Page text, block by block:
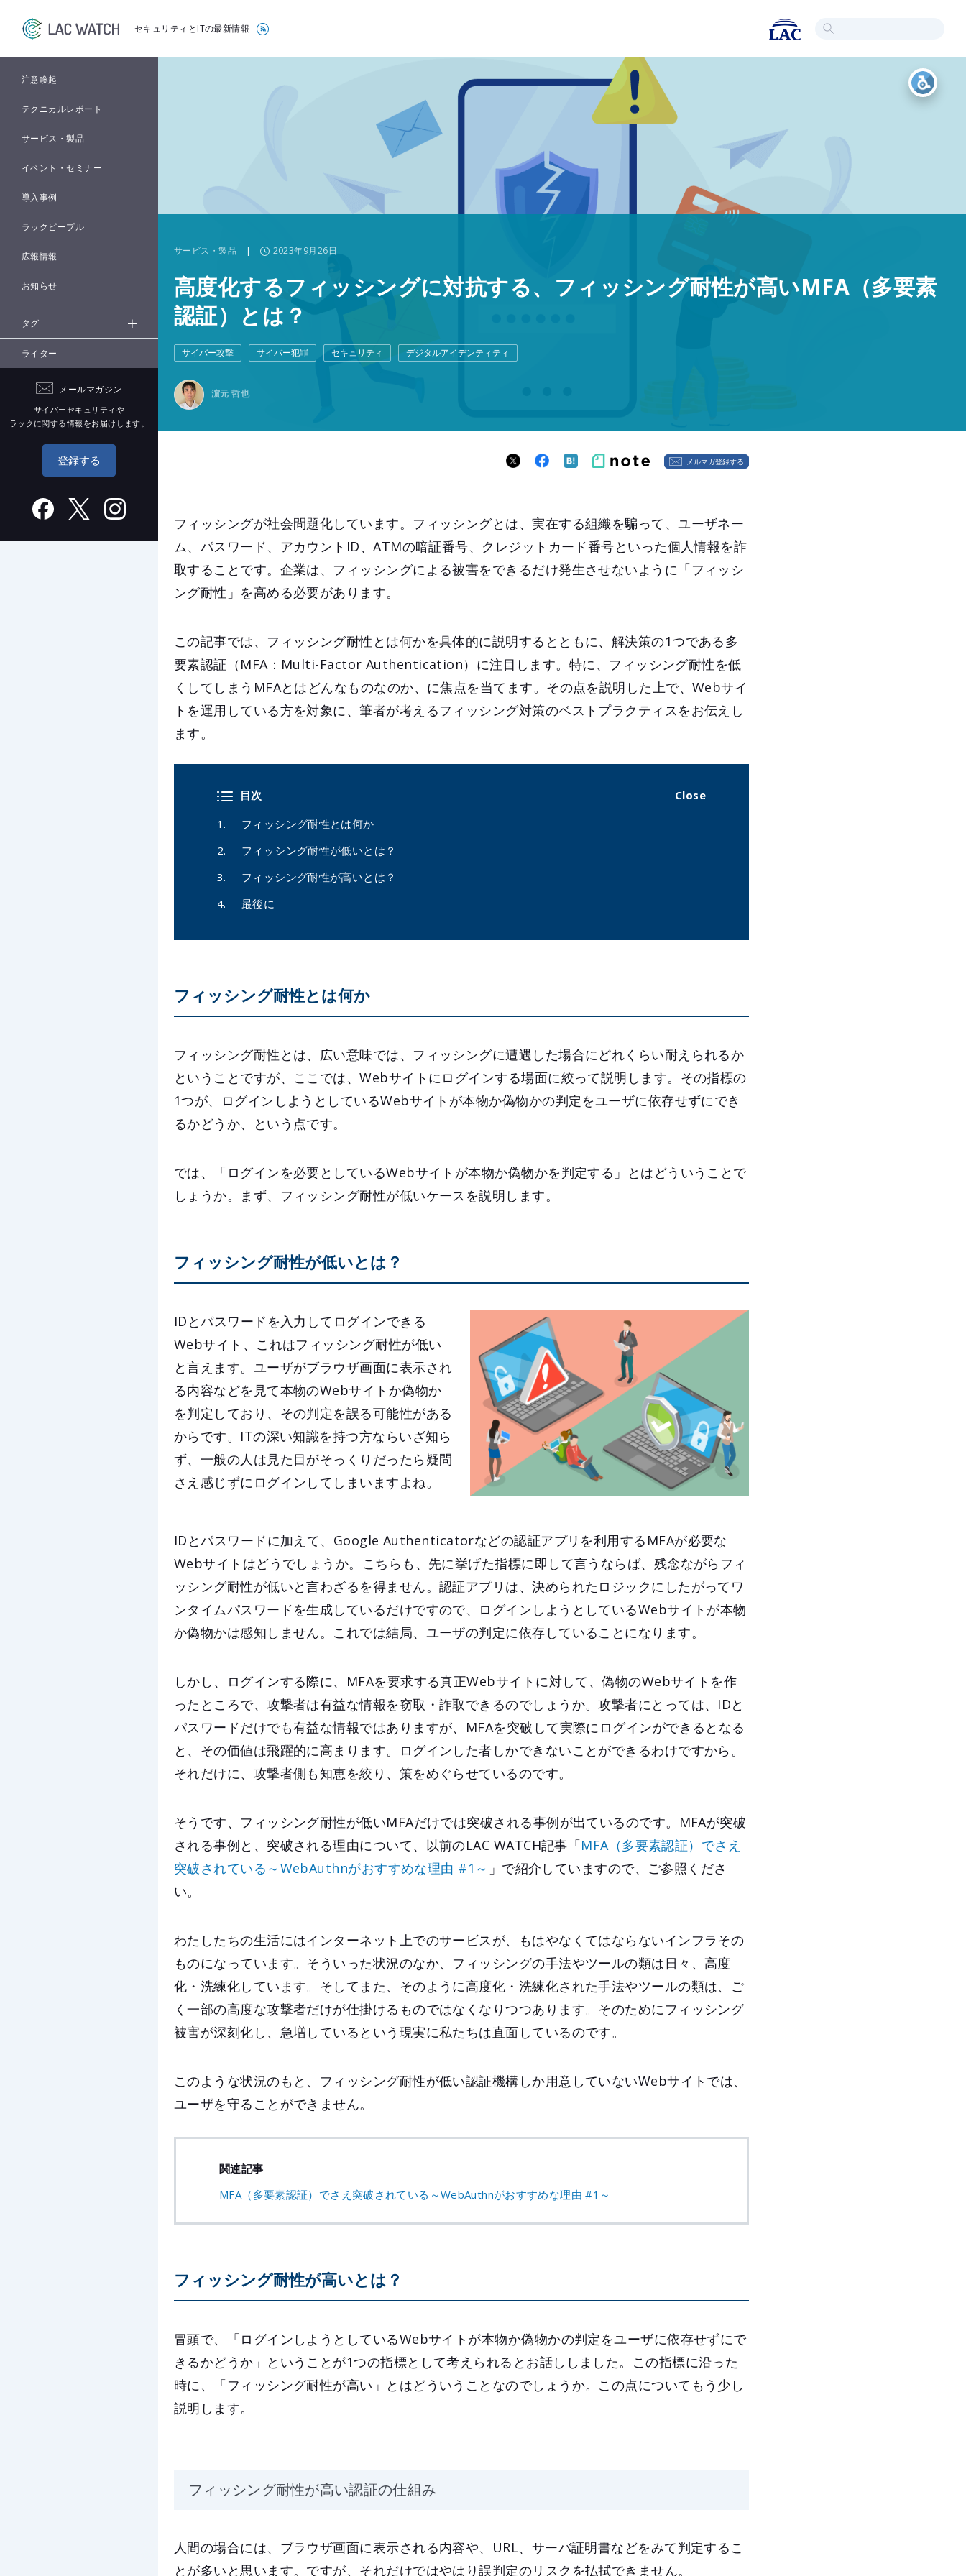
セキュリティとITの最新情報
注意喚起
テクニカルレポート
サービス・製品
イベント・セミナー
導入事例
ラックピープル
広報情報
お知らせ
タグ
ライター
メールマガジン
サイバーセキュリティや
ラックに関する情報をお届けします。
登録する
サービス・製品 | 2023年9月26日
高度化するフィッシングに対抗する、フィッシング耐性が高いMFA（多要素
認証）とは？
サイバー攻撃 サイバー犯罪 セキュリティ デジタルアイデンティティ
濵元 哲也
メルマガ登録する
フィッシングが社会問題化しています。フィッシングとは、実在する組織を騙って、ユーザネー
ム、パスワード、アカウントID、ATMの暗証番号、クレジットカード番号といった個人情報を詐
取することです。企業は、フィッシングによる被害をできるだけ発生させないように「フィッシ
ング耐性」を高める必要があります。
この記事では、フィッシング耐性とは何かを具体的に説明するとともに、解決策の1つである多
要素認証（MFA：Multi-Factor Authentication）に注目します。特に、フィッシング耐性を低
くしてしまうMFAとはどんなものなのか、に焦点を当てます。その点を説明した上で、Webサイ
トを運用している方を対象に、筆者が考えるフィッシング対策のベストプラクティスをお伝えし
ます。
目次
フィッシング耐性とは何か
フィッシング耐性が低いとは？
フィッシング耐性が高いとは？
最後に
フィッシング耐性とは何か
フィッシング耐性とは、広い意味では、フィッシングに遭遇した場合にどれくらい耐えられるか
ということですが、ここでは、Webサイトにログインする場面に絞って説明します。その指標の
1つが、ログインしようとしているWebサイトが本物か偽物かの判定をユーザに依存せずにでき
るかどうか、という点です。
では、「ログインを必要としているWebサイトが本物か偽物かを判定する」とはどういうことで
しょうか。まず、フィッシング耐性が低いケースを説明します。
フィッシング耐性が低いとは？
IDとパスワードを入力してログインできる
Webサイト、これはフィッシング耐性が低い
と言えます。ユーザがブラウザ画面に表示され
る内容などを見て本物のWebサイトか偽物か
を判定しており、その判定を誤る可能性がある
からです。ITの深い知識を持つ方ならいざ知ら
ず、一般の人は見た目がそっくりだったら疑問
さえ感じずにログインしてしまいますよね。
IDとパスワードに加えて、Google Authenticatorなどの認証アプリを利用するMFAが必要な
Webサイトはどうでしょうか。こちらも、先に挙げた指標に即して言うならば、残念ながらフィ
ッシング耐性が低いと言わざるを得ません。認証アプリは、決められたロジックにしたがってワ
ンタイムパスワードを生成しているだけですので、ログインしようとしているWebサイトが本物
か偽物かは感知しません。これでは結局、ユーザの判定に依存していることになります。
しかし、ログインする際に、MFAを要求する真正Webサイトに対して、偽物のWebサイトを作
ったところで、攻撃者は有益な情報を窃取・詐取できるのでしょうか。攻撃者にとっては、IDと
パスワードだけでも有益な情報ではありますが、MFAを突破して実際にログインができるとなる
と、その価値は飛躍的に高まります。ログインした者しかできないことができるわけですから。
それだけに、攻撃者側も知恵を絞り、策をめぐらせているのです。
そうです、フィッシング耐性が低いMFAだけでは突破される事例が出ているのです。MFAが突破
される事例と、突破される理由について、以前のLAC WATCH記事「MFA（多要素認証）でさえ
突破されている～WebAuthnがおすすめな理由 #1～ 」で紹介していますので、ご参照くださ
い。
わたしたちの生活にはインターネット上でのサービスが、もはやなくてはならないインフラその
ものになっています。そういった状況のなか、フィッシングの手法やツールの類は日々、高度
化・洗練化しています。そしてまた、そのように高度化・洗練化された手法やツールの類は、ご
く一部の高度な攻撃者だけが仕掛けるものではなくなりつつあります。そのためにフィッシング
被害が深刻化し、急増しているという現実に私たちは直面しているのです。
このような状況のもと、フィッシング耐性が低い認証機構しか用意していないWebサイトでは、
ユーザを守ることができません。
関連記事
MFA（多要素認証）でさえ突破されている～WebAuthnがおすすめな理由 #1～
フィッシング耐性が高いとは？
冒頭で、「ログインしようとしているWebサイトが本物か偽物かの判定をユーザに依存せずにで
きるかどうか」ということが1つの指標として考えられるとお話ししました。この指標に沿った
時に、「フィッシング耐性が高い」とはどういうことなのでしょうか。この点についてもう少し
説明します。
フィッシング耐性が高い認証の仕組み
人間の場合には、ブラウザ画面に表示される内容や、URL、サーバ証明書などをみて判定するこ
とが多いと思います。ですが、それだけではやはり誤判定のリスクを払拭できません。